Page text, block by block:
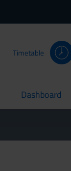
Timetable
Dashboard
current